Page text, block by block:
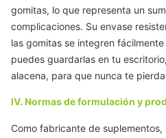
gomitas, lo que representa un
complicaciones. Su envase
las gomitas se integren
puedes guardarlas en tu
alacena, para que nunca te
IV. Normas de formulación y
Como fabricante de